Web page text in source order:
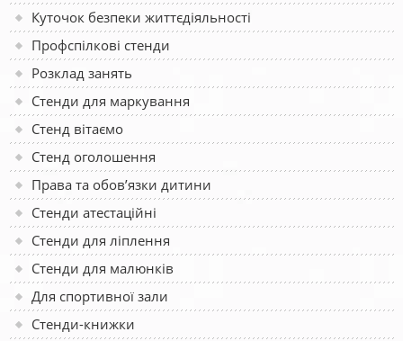
Куточок безпеки життєдіяльності
Профспілкові стенди
Розклад занять
Стенди для маркування
Стенд вітаємо
Стенд оголошення
Права та обов’язки дитини
Стенди атестаційні
Стенди для ліплення
Стенди для малюнків
Для спортивної зали
Стенди-книжки